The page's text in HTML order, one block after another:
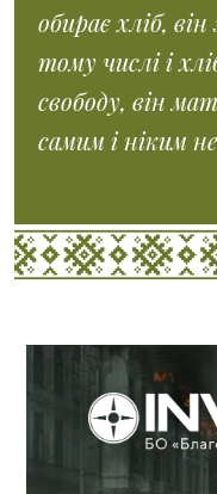
обирає хліб,
тому числі і
свободу, він
самим і ніким